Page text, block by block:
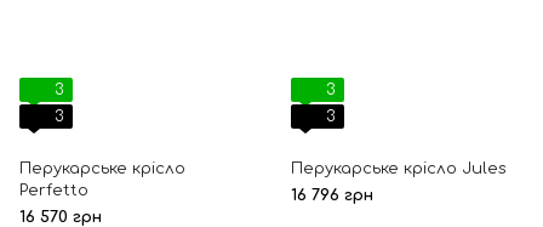
3
3
Перукарське крісло
Perfetto
16 570 грн
3
3
Перукарське крісло Jules
16 796 грн